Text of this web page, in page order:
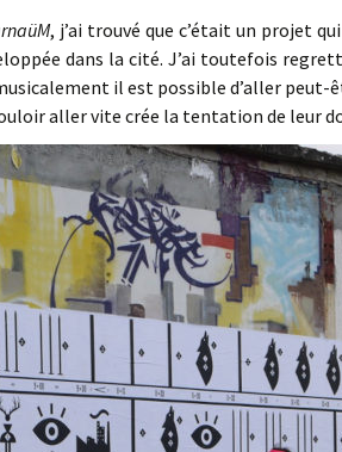
, j’ai trouvé que c’était un projet
dans la cité. J’ai toutefois
il est possible d’aller peut-
aller vite crée la tentation de leur